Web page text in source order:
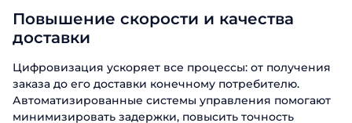
Повышение скорости и качества
доставки
Цифровизация ускоряет все процессы: от получения
заказа до его доставки конечному потребителю.
Автоматизированные системы управления помогают
минимизировать задержки, повысить точность